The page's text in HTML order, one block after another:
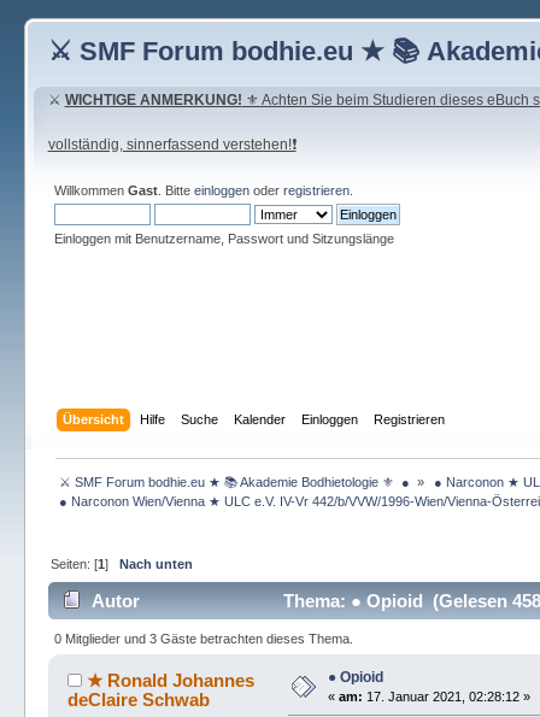
⚔ SMF Forum bodhie.eu ★ 📚
⚔ WICHTIGE ANMERKUNG! ⚜ Achten Sie beim Studieren dieses eBuch
vollständig, sinnerfassend verstehen!❗
Willkommen Gast. Bitte einloggenoder registrieren.
Einloggen mit Benutzername, Passwort und Sitzungslänge
Übersicht Hilfe Suche Kalender Einloggen Registrieren
⚔ SMF Forum bodhie.eu ★ 📚 Akademie Bodhietologie ⚜  ● »
● Narconon ★
● Narconon Wien/Vienna ★ ULC e.V. IV-Vr 442/b/VVW/1996-Wien/Vienna-
Seiten: [1] Nach unten
Autor Thema: ● Opioid (Gelesen
0 Mitglieder und 3 Gäste betrachten dieses Thema.
★ Ronald Johannes
deClaire Schwab
● Opioid
« am: 17. Januar 2021, 02:28:12 »